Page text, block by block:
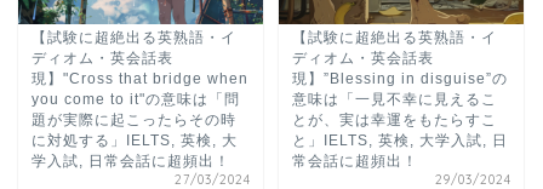
【試験に超絶出る英熟語・イ
ディオム・英会話表
現】"Cross that bridge when
you come to it"の意味は「問
題が実際に起こったらその時
に対処する」IELTS, 英検, 大
学入試, 日常会話に超頻出！
27/03/2024
【試験に超絶出る英熟語・イ
ディオム・英会話表
現】”Blessing in disguise”の
意味は「一見不幸に見えるこ
とが、実は幸運をもたらすこ
と」IELTS, 英検, 大学入試, 日
常会話に超頻出！
29/03/2024